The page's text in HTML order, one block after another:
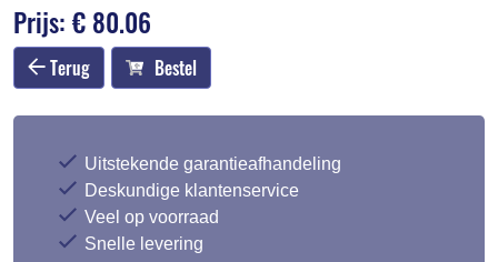
Prijs: € 80.06
Terug Bestel
Uitstekende garantieafhandeling
Deskundige klantenservice
Veel op voorraad
Snelle levering